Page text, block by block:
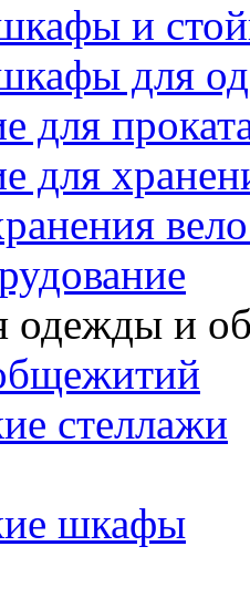
и
для
для
для
одежды и
стеллажи
шкафы